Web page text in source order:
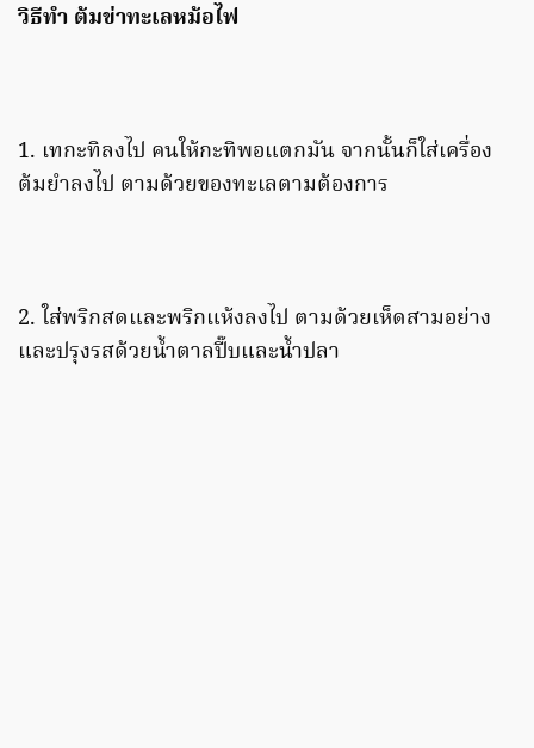
วิธีทำ ต้มข่าทะเลหม้อไฟ
1. เทกะทิลงไป คนให้กะทิพอแตกมัน จากนั้นก็ใส่เครื่อง
ต้มยำลงไป ตามด้วยของทะเลตามต้องการ
2. ใส่พริกสดและพริกแห้งลงไป ตามด้วยเห็ดสามอย่าง
และปรุงรสด้วยน้ำตาลปี๊บและน้ำปลา